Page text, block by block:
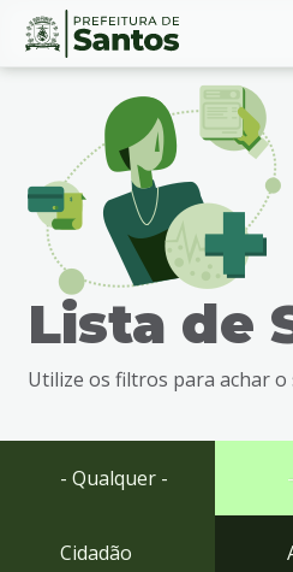
Ir
busca
Ir
Conteúdo
Lista de
Utilize os filtros para achar
- Qualquer -
Cidadão